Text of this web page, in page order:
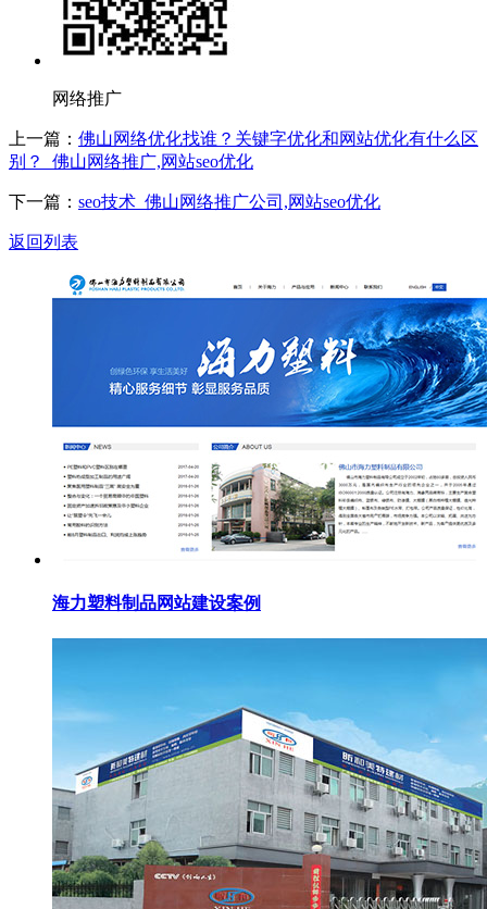
网络推广
上一篇： 佛山网络优化找谁？关键字优化和网站优化有什么区
别？_佛山网络推广,网站seo优化
下一篇： seo技术_佛山网络推广公司,网站seo优化
返回列表
海力塑料制品网站建设案例